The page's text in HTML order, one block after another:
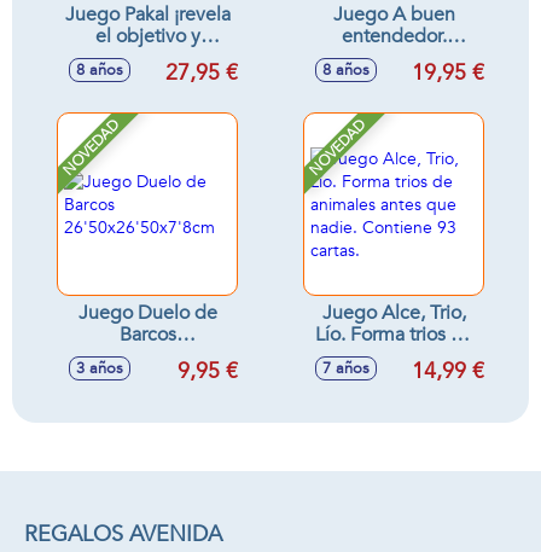
Juego Pakal ¡revela
el objetivo y
encuentra los
símbolos!
8 años 27,95 €
Juego A buen
entendedor.
Prueba tu habilidad
para comunicarte
8 años 19,95 €
NOVEDAD
Juego Duelo de
Barcos
26'50x26'50x7'8cm
3 años 9,95 €
NOVEDAD
Juego Alce, Trio,
Lío. Forma trios de
animales antes que
nadie. Contiene 93
7 años 14,99 €
REGALOS AVENIDA